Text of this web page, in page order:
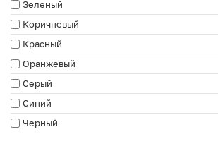
Зеленый
Коричневый
Красный
Оранжевый
Серый
Синий
Черный